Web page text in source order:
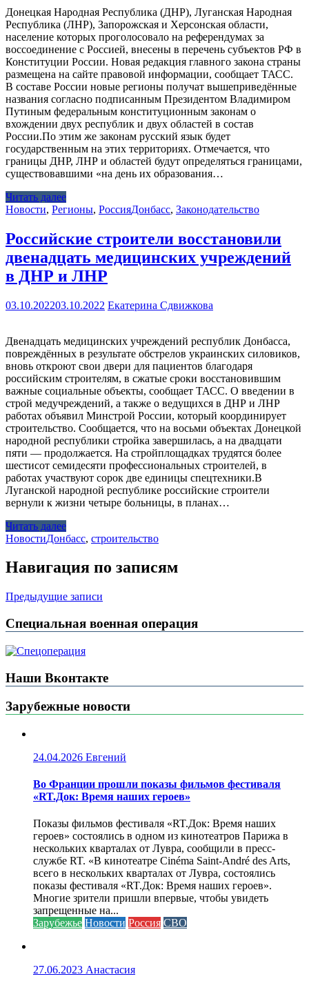
Донецкая Народная Республика (ДНР), Луганская Народная
Республика (ЛНР), Запорожская и Херсонская области,
население которых проголосовало на референдумах за
воссоединение с Россией, внесены в перечень субъектов РФ в
Конституции России. Новая редакция главного закона страны
размещена на сайте правовой информации, сообщает ТАСС.
В составе России новые регионы получат вышеприведённые
названия согласно подписанным Президентом Владимиром
Путиным федеральным конституционным законам о
вхождении двух республик и двух областей в состав
России.По этим же законам русский язык будет
государственным на этих территориях. Отмечается, что
границы ДНР, ЛНР и областей будут определяться границами,
существовавшими «на день их образования…
Читать далее
Новости, Регионы, РоссияДонбасс, Законодательство
Российские строители восстановили
двенадцать медицинских учреждений
в ДНР и ЛНР
03.10.202203.10.2022 Екатерина Сдвижкова
Двенадцать медицинских учреждений республик Донбасса,
повреждённых в результате обстрелов украинских силовиков,
вновь откроют свои двери для пациентов благодаря
российским строителям, в сжатые сроки восстановившим
важные социальные объекты, сообщает ТАСС. О введении в
строй медучреждений, а также о ведущихся в ДНР и ЛНР
работах объявил Минстрой России, который координирует
строительство. Сообщается, что на восьми объектах Донецкой
народной республики стройка завершилась, а на двадцати
пяти — продолжается. На стройплощадках трудятся более
шестисот семидесяти профессиональных строителей, в
работах участвуют сорок две единицы спецтехники.В
Луганской народной республике российские строители
вернули к жизни четыре больницы, в планах…
Читать далее
НовостиДонбасс, строительство
Навигация по записям
Предыдущие записи
Специальная военная операция
Наши Вконтакте
Зарубежные новости
24.04.2026 Евгений
Во Франции прошли показы фильмов фестиваля
«RT.Док: Время наших героев»
Показы фильмов фестиваля «RT.Док: Время наших
героев» состоялись в одном из кинотеатров Парижа в
нескольких кварталах от Лувра, сообщили в пресс-
службе RT. «В кинотеатре Cinéma Saint-André des Arts,
всего в нескольких кварталах от Лувра, состоялись
показы фестиваля «RT.Док: Время наших героев».
Многие зрители пришли впервые, чтобы увидеть
запрещенные на...
Зарубежье Новости Россия СВО
27.06.2023 Анастасия